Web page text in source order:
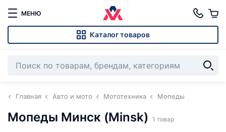
МЕНЮ
Каталог товаров
Главная Авто и мото Мототехника Мопеды
Мопеды Минск (Minsk) 1 товар